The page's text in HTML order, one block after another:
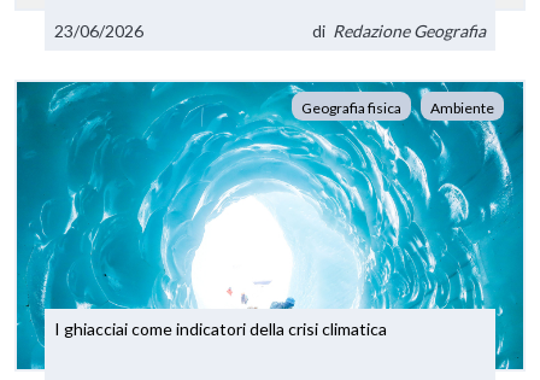
23/06/2026 di Redazione Geografia
Geografia fisica Ambiente
I ghiacciai come indicatori della crisi climatica